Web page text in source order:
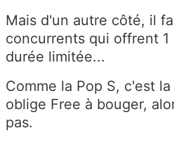
Mais d'un autre côté, il
concurrents qui offrent 1
durée limitée...
Comme la Pop S, c'est
oblige Free à bouger,
pas.